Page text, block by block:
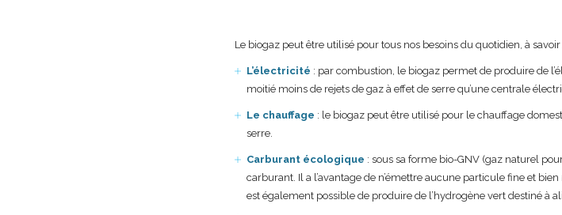
Le biogaz peut être utilisé pour tous nos besoins du quotidien, à savoir
L’électricité : par combustion, le biogaz permet de produire de
moitié moins de rejets de gaz à effet de serre qu’une centrale
Le chauffage : le biogaz peut être utilisé pour le chauffage
serre.
Carburant écologique : sous sa forme bio-GNV (gaz naturel
carburant. Il a l’avantage de n’émettre aucune particule fine et
est également possible de produire de l’hydrogène vert destiné à